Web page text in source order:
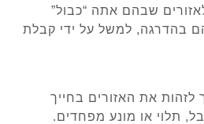
שבהם אתה “כבול”
בהדרגה, למשל על ידי קבלת
לזהות את האזורים בחייך
תלוי או מונע מפחדים.